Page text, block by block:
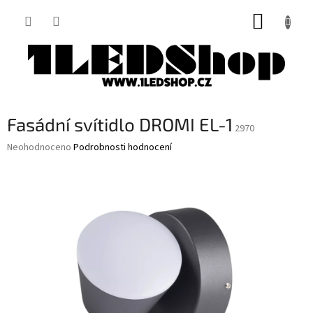
Fasádní svítidlo DROMI EL-1 2970
Průměrné
Neohodnoceno Podrobnosti hodnocení